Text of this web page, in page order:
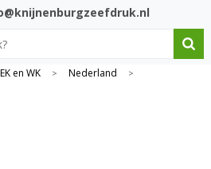
en WK > Nederland >